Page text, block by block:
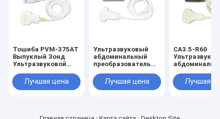
Тошиба PVM-375AT
Выпуклый Зонд
Ультразвуковой
Передатчик
Лучшая цена
Ультразвуковый
абдоминальный
преобразователь
Лучшая цена
CA3.5-R60
выпуклым
массивом
Лучшая